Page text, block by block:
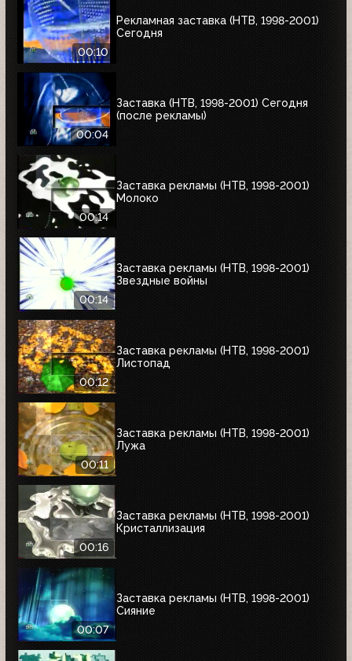
00:10
Рекламная заставка (НТВ, 1998-2001)
Сегодня
00:04
Заставка (НТВ, 1998-2001) Сегодня
(после рекламы)
00:14
Заставка рекламы (НТВ, 1998-2001)
Молоко
00:14
Заставка рекламы (НТВ, 1998-2001)
Звездные войны
00:12
Заставка рекламы (НТВ, 1998-2001)
Листопад
00:11
Заставка рекламы (НТВ, 1998-2001)
Лужа
00:16
Заставка рекламы (НТВ, 1998-2001)
Кристаллизация
00:07
Заставка рекламы (НТВ, 1998-2001)
Сияние